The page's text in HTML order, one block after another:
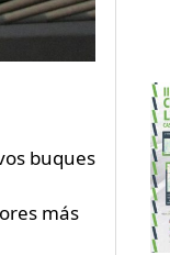
buques
más